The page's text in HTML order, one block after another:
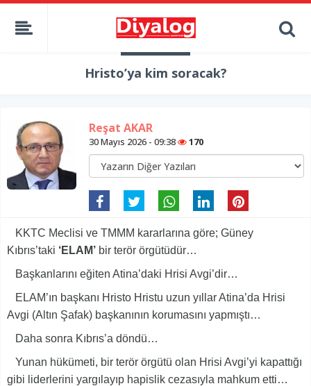
Hristo’ya kim soracak?
Reşat AKAR
30 Mayıs 2026 - 09:38 170
KKTC Meclisi ve TMMM kararlarına göre; Güney
Kıbrıs’taki ‘ELAM’ bir terör örgütüdür…
Başkanlarını eğiten Atina’daki Hrisi Avgi’dir…
ELAM’ın başkanı Hristo Hristu uzun yıllar Atina’da Hrisi
Avgi (Altın Şafak) başkanının korumasını yapmıştı…
Daha sonra Kıbrıs’a döndü…
Yunan hükümeti, bir terör örgütü olan Hrisi Avgi’yi kapattığı
gibi liderlerini yargılayıp hapislik cezasıyla mahkum etti…